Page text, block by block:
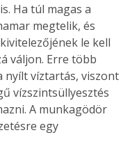
Ha túl magas a
megtelik, és
le kell
váljon. Erre több
nyílt víztartás, viszont
vízszintsüllyesztés
A munkagödör
egy